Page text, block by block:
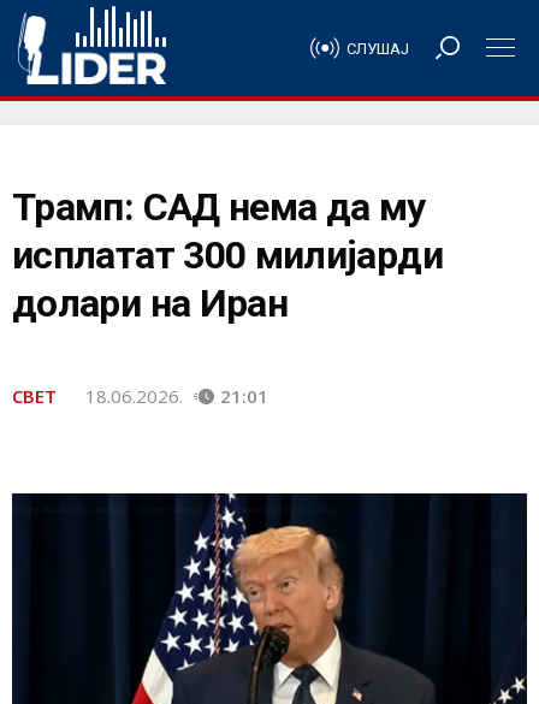
СЛУШАЈ
Трамп: САД нема да му
исплатат 300 милијарди
долари на Иран
СВЕТ 18.06.2026. 21:01